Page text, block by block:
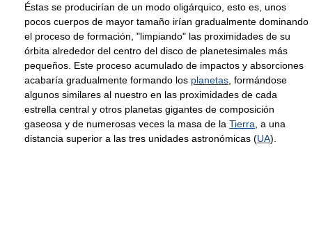
Éstas se producirían de un modo oligárquico, esto es, unos
pocos cuerpos de mayor tamaño irían gradualmente dominando
el proceso de formación, "limpiando" las proximidades de su
órbita alrededor del centro del disco de planetesimales más
pequeños. Este proceso acumulado de impactos y absorciones
acabaría gradualmente formando los planetas , formándose
algunos similares al nuestro en las proximidades de cada
estrella central y otros planetas gigantes de composición
gaseosa y de numerosas veces la masa de la Tierra , a una
distancia superior a las tres unidades astronómicas (UA).